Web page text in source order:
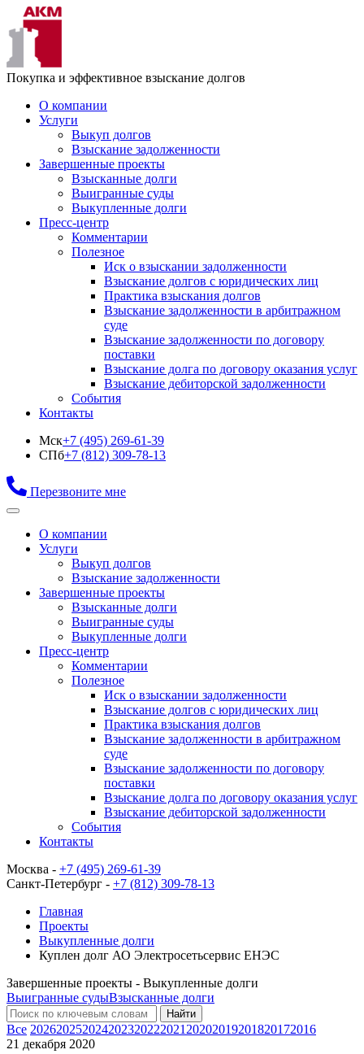
Покупка и эффективное взыскание долгов
О компании
Услуги
Выкуп долгов
Взыскание задолженности
Завершенные проекты
Взысканные долги
Выигранные суды
Выкупленные долги
Пресс-центр
Комментарии
Полезное
Иск о взыскании задолженности
Взыскание долгов с юридических лиц
Практика взыскания долгов
Взыскание задолженности в арбитражном
суде
Взыскание задолженности по договору
поставки
Взыскание долга по договору оказания услуг
Взыскание дебиторской задолженности
События
Контакты
Мск+7 (495) 269-61-39
СПб+7 (812) 309-78-13
Перезвоните мне
О компании
Услуги
Выкуп долгов
Взыскание задолженности
Завершенные проекты
Взысканные долги
Выигранные суды
Выкупленные долги
Пресс-центр
Комментарии
Полезное
Иск о взыскании задолженности
Взыскание долгов с юридических лиц
Практика взыскания долгов
Взыскание задолженности в арбитражном
суде
Взыскание задолженности по договору
поставки
Взыскание долга по договору оказания услуг
Взыскание дебиторской задолженности
События
Контакты
Москва - +7 (495) 269-61-39
Санкт-Петербург - +7 (812) 309-78-13
Главная
Проекты
Выкупленные долги
Куплен долг АО Электросетьсервис ЕНЭС
Завершенные проекты - Выкупленные долги
Выигранные судыВзысканные долги
Найти
Все 202620252024202320222021 20202019201820172016
21 декабря 2020